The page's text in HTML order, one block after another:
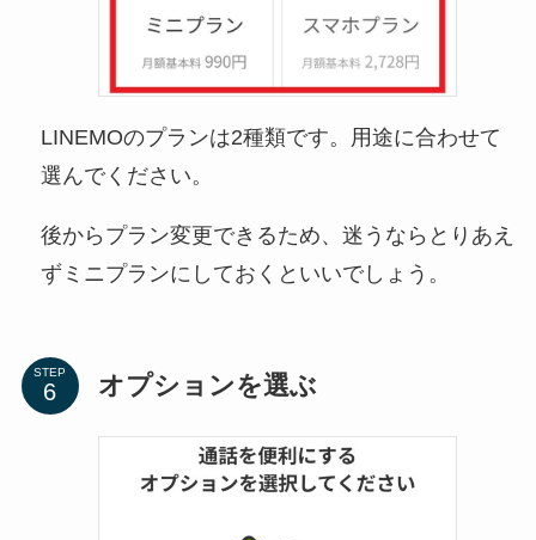
LINEMOのプランは2種類です。用途に合わせて
選んでください。
後からプラン変更できるため、迷うならとりあえ
ずミニプランにしておくといいでしょう。
STEP オプションを選ぶ